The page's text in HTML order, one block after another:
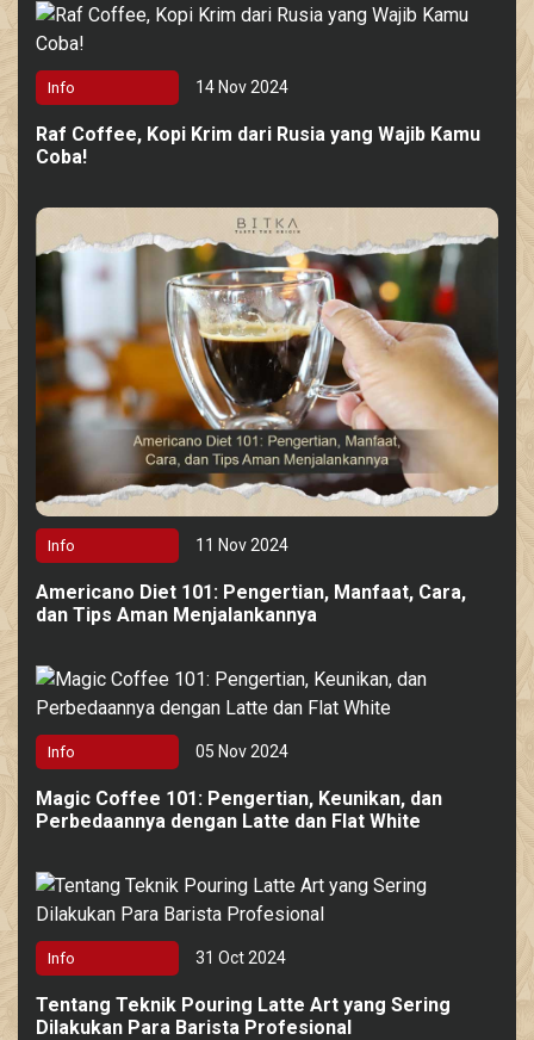
Info 14 Nov 2024
Raf Coffee, Kopi Krim dari Rusia yang Wajib Kamu
Coba!
Info 11 Nov 2024
Americano Diet 101: Pengertian, Manfaat, Cara,
dan Tips Aman Menjalankannya
Info 05 Nov 2024
Magic Coffee 101: Pengertian, Keunikan, dan
Perbedaannya dengan Latte dan Flat White
Info 31 Oct 2024
Tentang Teknik Pouring Latte Art yang Sering
Dilakukan Para Barista Profesional